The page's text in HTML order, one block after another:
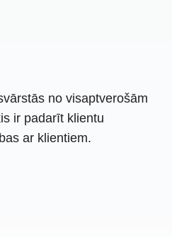
no visaptverošām
ir padarīt klientu
ar klientiem.